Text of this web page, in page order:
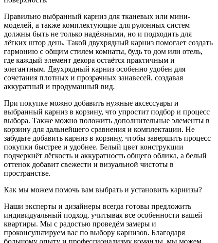
Правильно выбранный карниз для тканевых или мини-
моделей, а также комплектующие для рулонных систем
должны быть не только надёжными, но и подходить для
лёгких штор день. Такой двухрядный карниз помогает создать
гармонию с общим стилем комнаты, будь то дом или отель,
где каждый элемент декора остаётся практичным и
элегантным. Двухрядный карниз особенно удобен для
сочетания плотных и прозрачных занавесей, создавая
аккуратный и продуманный вид.
При покупке можно добавить нужные аксессуары и
выбранный карниз в корзину, что упростит подбор и процесс
выбора. Также можно положить дополнительные элементы в
корзину для дальнейшего сравнения и комплектации. Не
забудьте добавить карниз в корзину, чтобы завершить процесс
покупки быстрее и удобнее. Белый цвет конструкции
подчеркнёт лёгкость и аккуратность общего облика, а белый
оттенок добавит свежести и визуальной чистоты в
пространстве.
Как мы можем помочь вам выбрать и установить карнизы?
Наши эксперты и дизайнеры всегда готовы предложить
индивидуальный подход, учитывая все особенности вашей
квартиры. Мы с радостью проведём замеры и
проконсультируем вас по выбору карнизов. Благодаря
большому опыту и профессионализму команды, мы можем